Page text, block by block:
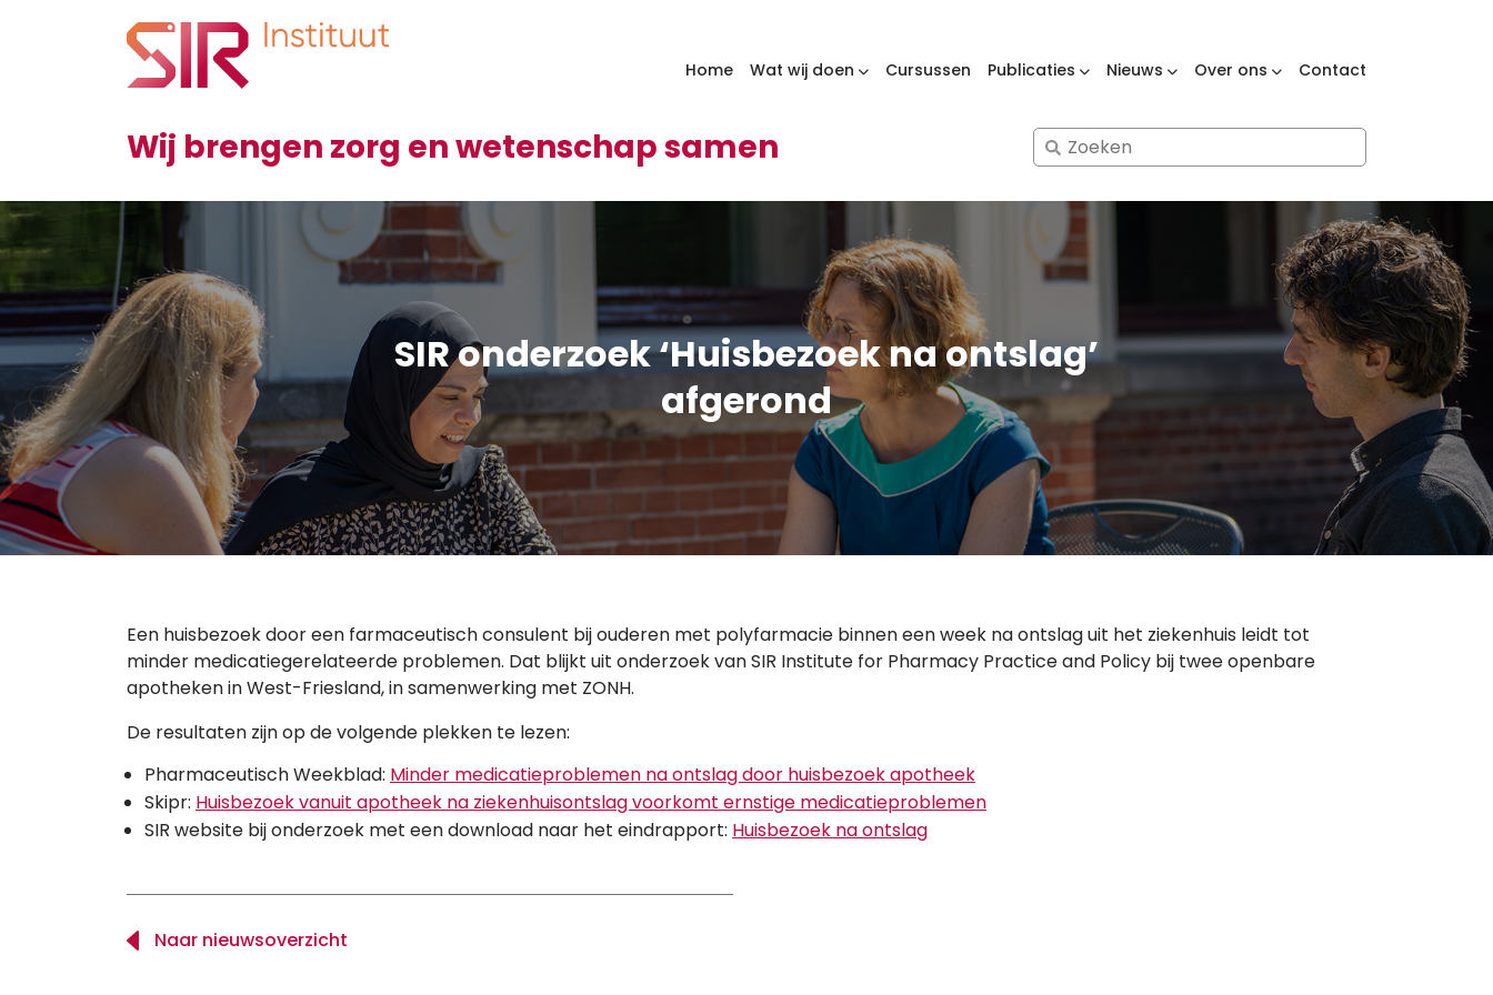
Home Wat wij doen Cursussen Publicaties Nieuws Over ons Contact
Wij brengen zorg en wetenschap samen
Search
for:
SIR onderzoek ‘Huisbezoek na ontslag’
afgerond
Een huisbezoek door een farmaceutisch consulent bij ouderen met polyfarmacie binnen een week na ontslag uit het ziekenhuis leidt tot
minder medicatiegerelateerde problemen. Dat blijkt uit onderzoek van SIR Institute for Pharmacy Practice and Policy bij twee openbare
apotheken in West-Friesland, in samenwerking met ZONH.
De resultaten zijn op de volgende plekken te lezen:
Pharmaceutisch Weekblad: Minder medicatieproblemen na ontslag door huisbezoek apotheek
Skipr: Huisbezoek vanuit apotheek na ziekenhuisontslag voorkomt ernstige medicatieproblemen
SIR website bij onderzoek met een download naar het eindrapport: Huisbezoek na ontslag
Naar nieuwsoverzicht